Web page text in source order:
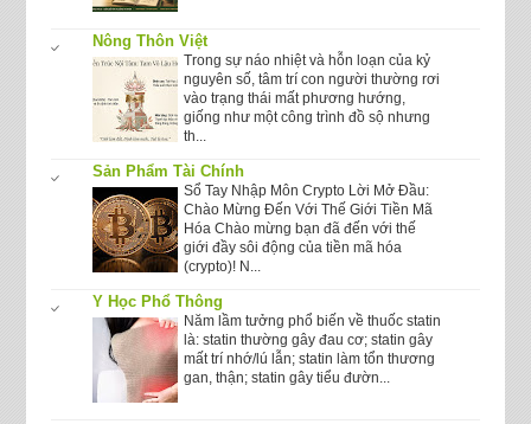
Nông Thôn Việt
Trong sự náo nhiệt và hỗn loạn của kỷ
nguyên số, tâm trí con người thường rơi
vào trạng thái mất phương hướng,
giống như một công trình đồ sộ nhưng
th...
Sản Phẩm Tài Chính
Sổ Tay Nhập Môn Crypto Lời Mở Đầu:
Chào Mừng Đến Với Thế Giới Tiền Mã
Hóa Chào mừng bạn đã đến với thế
giới đầy sôi động của tiền mã hóa
(crypto)! N...
Y Học Phổ Thông
Năm lầm tưởng phổ biến về thuốc statin
là: statin thường gây đau cơ; statin gây
mất trí nhớ/lú lẫn; statin làm tổn thương
gan, thận; statin gây tiểu đườn...